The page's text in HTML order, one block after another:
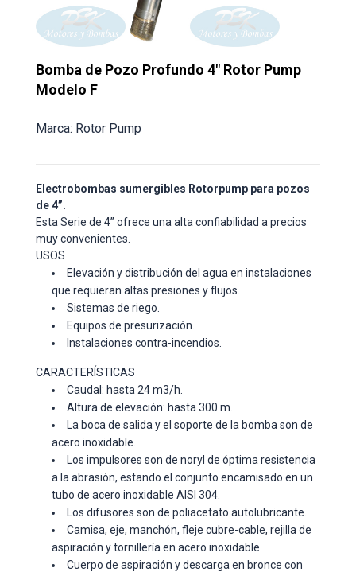
Bomba de Pozo Profundo 4″ Rotor Pump
Modelo F
Marca: Rotor Pump
Electrobombas sumergibles Rotorpump para pozos
de 4”.
Esta Serie de 4” ofrece una alta confiabilidad a precios
muy convenientes.
USOS
Elevación y distribución del agua en instalaciones
que requieran altas presiones y flujos.
Sistemas de riego.
Equipos de presurización.
Instalaciones contra-incendios.
CARACTERÍSTICAS
Caudal: hasta 24 m3/h.
Altura de elevación: hasta 300 m.
La boca de salida y el soporte de la bomba son de
acero inoxidable.
Los impulsores son de noryl de óptima resistencia
a la abrasión, estando el conjunto encamisado en un
tubo de acero inoxidable AISI 304.
Los difusores son de poliacetato autolubricante.
Camisa, eje, manchón, fleje cubre-cable, rejilla de
aspiración y tornillería en acero inoxidable.
Cuerpo de aspiración y descarga en bronce con